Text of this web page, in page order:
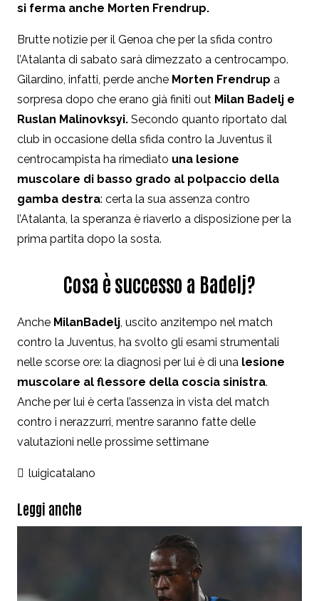
si ferma anche Morten Frendrup.
Brutte notizie per il Genoa che per la sfida contro
l’Atalanta di sabato sarà dimezzato a centrocampo.
Gilardino, infatti, perde anche Morten Frendrup a
sorpresa dopo che erano già finiti out Milan Badelj e
Ruslan Malinovksyi. Secondo quanto riportato dal
club in occasione della sfida contro la Juventus il
centrocampista ha rimediato una lesione
muscolare di basso grado al polpaccio della
gamba destra: certa la sua assenza contro
l’Atalanta, la speranza è riaverlo a disposizione per la
prima partita dopo la sosta.
Cosa è successo a Badelj?
Anche MilanBadelj, uscito anzitempo nel match
contro la Juventus, ha svolto gli esami strumentali
nelle scorse ore: la diagnosi per lui è di una lesione
muscolare al flessore della coscia sinistra.
Anche per lui è certa l’assenza in vista del match
contro i nerazzurri, mentre saranno fatte delle
valutazioni nelle prossime settimane
luigicatalano
Leggi anche